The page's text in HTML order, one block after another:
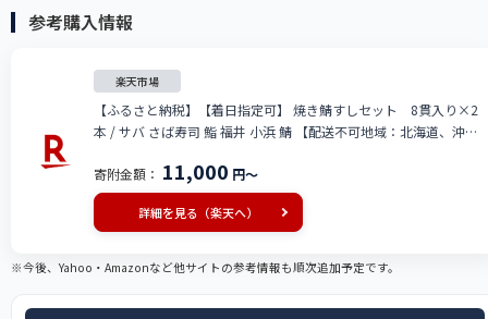
参考購入情報
楽天市場
【ふるさと納税】【着日指定可】 焼き鯖すしセット 8貫入り×2
本 / サバ さば寿司 鮨 福井 小浜 鯖 【配送不可地域：北海道、沖
寄附金額： 11,000 円～
詳細を見る（楽天へ）
※今後、Yahoo・Amazonなど他サイトの参考情報も順次追加予定です。